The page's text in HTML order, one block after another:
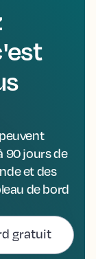
90 jours de
et des
de bord
gratuit